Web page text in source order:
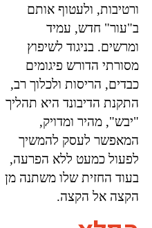
ורטיבות, ולעטוף אותם
ב"עור" חדש, עמיד
ומרשים. בניגוד לשיפוץ
מסורתי הדורש פיגומים
כבדים, הריסות ולכלוך רב,
התקנת הדיבונד היא תהליך
"יבש", מהיר ומדויק,
המאפשר לעסק להמשיך
לפעול כמעט ללא הפרעה,
בעוד החזית שלו משתנה מן
הקצה אל הקצה.